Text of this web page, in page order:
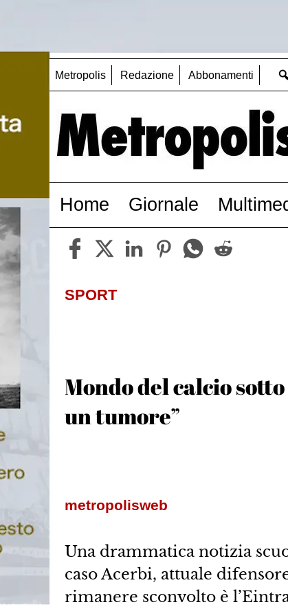
Metropolis Redazione Abbonamenti
Home Giornale
SPORT
Mondo del calcio
un tumore”
metropolisweb
Una drammatica notizia
caso Acerbi, attuale
rimanere sconvolto è